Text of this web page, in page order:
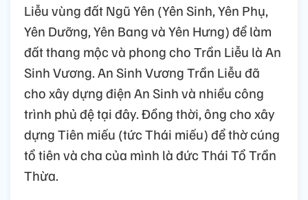
Liễu vùng đất Ngũ Yên (Yên Sinh, Yên Phụ,
Yên Dưỡng, Yên Bang và Yên Hưng) để làm
đất thang mộc và phong cho Trần Liễu là An
Sinh Vương. An Sinh Vương Trần Liễu đã
cho xây dựng điện An Sinh và nhiều công
trình phủ đệ tại đây. Đồng thời, ông cho xây
dựng Tiên miếu (tức Thái miếu) để thờ cúng
tổ tiên và cha của mình là đức Thái Tổ Trần
Thừa.